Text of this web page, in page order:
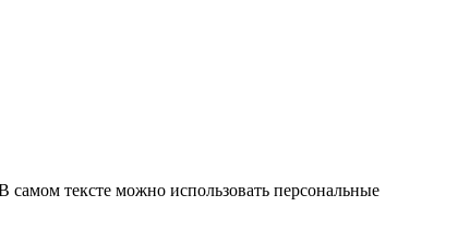
тексте можно использовать персональные